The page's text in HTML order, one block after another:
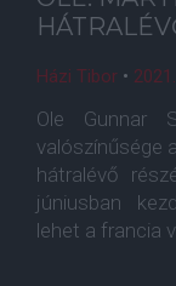
Házi Tibor •
Ole Gunnar
valószínűsége
hátralévő
júniusban
lehet a francia